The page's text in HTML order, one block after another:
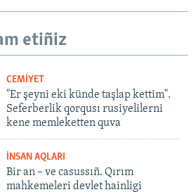
etiñiz
CEMİYET
"Er şeyni eki künde taşlap kettim".
Seferberlik qorqusı rusiyelilerni
kene memleketten quva
İNSAN AQLARI
Bir an – ve casussıñ. Qırım
mahkemeleri devlet hainligi